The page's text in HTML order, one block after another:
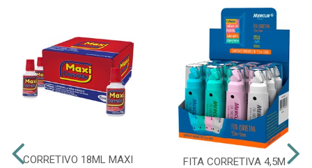
CORRETIVO 18ML MAXI
FITA CORRETIVA 4,5M